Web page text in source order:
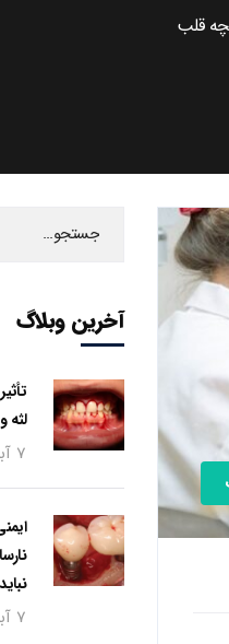
قلب
آخرین وبلاگ
لثه
7 آبان 1404
7 آبان 1404